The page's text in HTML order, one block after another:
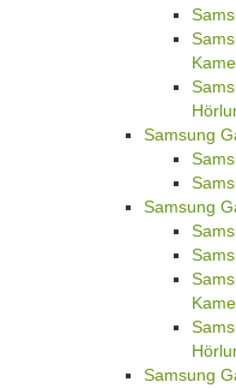
Samsung
Samsung
Samsung